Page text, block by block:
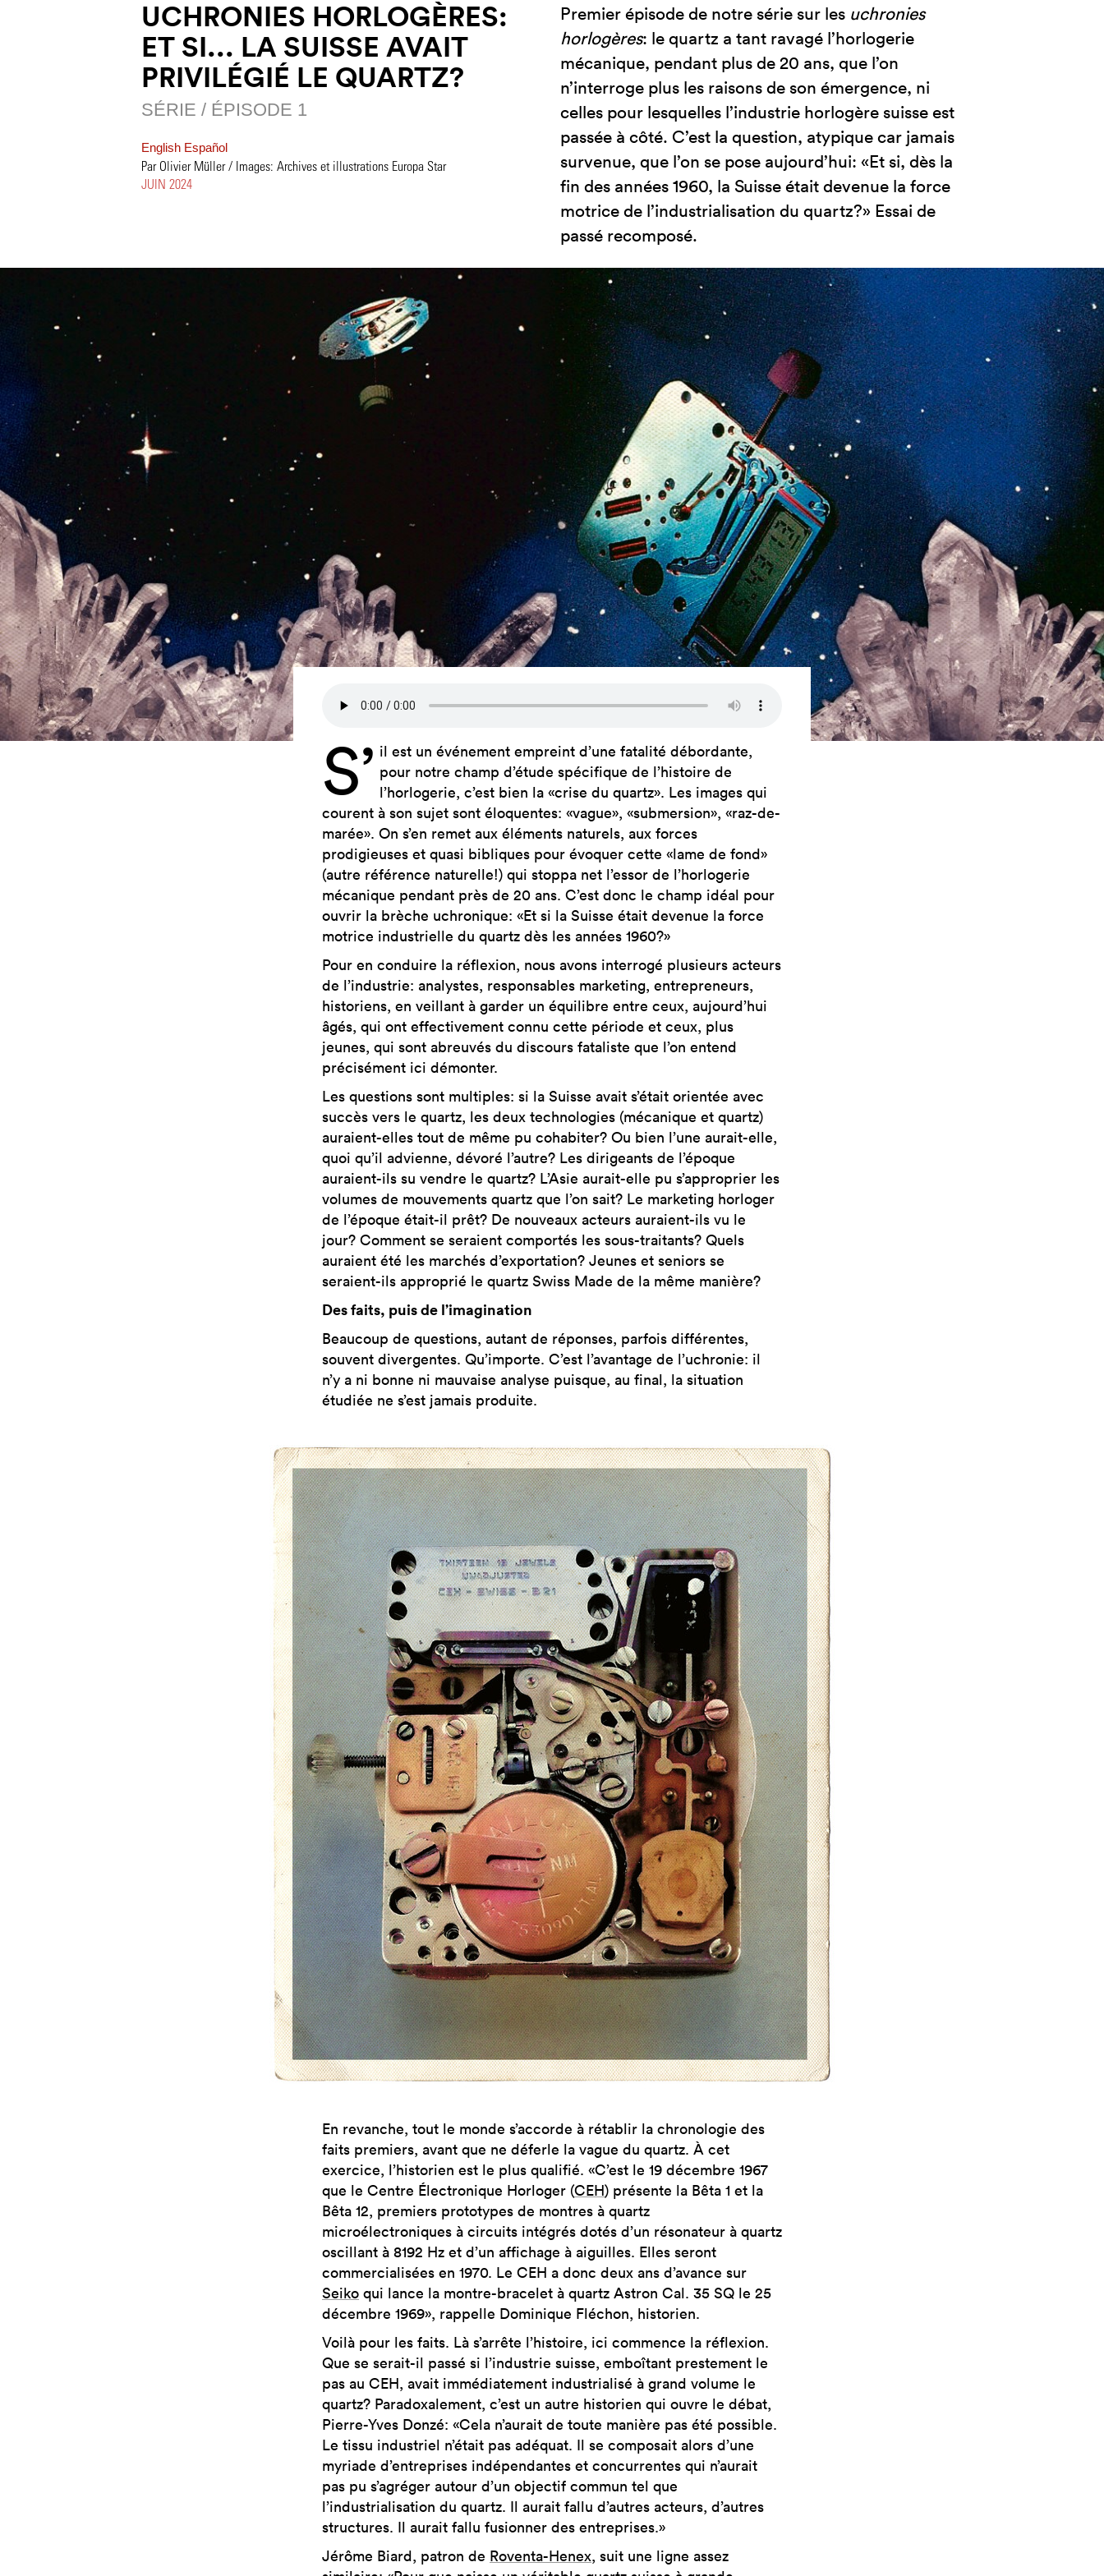
UCHRONIES HORLOGÈRES:
ET SI... LA SUISSE AVAIT
PRIVILÉGIÉ LE QUARTZ?
SÉRIE / ÉPISODE 1
English Español
Par Olivier Müller / Images: Archives et illustrations Europa Star
JUIN 2024
Premier épisode de notre série sur les uchronies
horlogères: le quartz a tant ravagé l’horlogerie
mécanique, pendant plus de 20 ans, que l’on
n’interroge plus les raisons de son émergence, ni
celles pour lesquelles l’industrie horlogère suisse est
passée à côté. C’est la question, atypique car jamais
survenue, que l’on se pose aujourd’hui: «Et si, dès la
fin des années 1960, la Suisse était devenue la force
motrice de l’industrialisation du quartz?» Essai de
passé recomposé.
S’ il est un événement empreint d’une fatalité débordante,
pour notre champ d’étude spécifique de l’histoire de
l’horlogerie, c’est bien la «crise du quartz». Les images qui
courent à son sujet sont éloquentes: «vague», «submersion», «raz-de-
marée». On s’en remet aux éléments naturels, aux forces
prodigieuses et quasi bibliques pour évoquer cette «lame de fond»
(autre référence naturelle!) qui stoppa net l’essor de l’horlogerie
mécanique pendant près de 20 ans. C’est donc le champ idéal pour
ouvrir la brèche uchronique: «Et si la Suisse était devenue la force
motrice industrielle du quartz dès les années 1960?»
Pour en conduire la réflexion, nous avons interrogé plusieurs acteurs
de l’industrie: analystes, responsables marketing, entrepreneurs,
historiens, en veillant à garder un équilibre entre ceux, aujourd’hui
âgés, qui ont effectivement connu cette période et ceux, plus
jeunes, qui sont abreuvés du discours fataliste que l’on entend
précisément ici démonter.
Les questions sont multiples: si la Suisse avait s’était orientée avec
succès vers le quartz, les deux technologies (mécanique et quartz)
auraient-elles tout de même pu cohabiter? Ou bien l’une aurait-elle,
quoi qu’il advienne, dévoré l’autre? Les dirigeants de l’époque
auraient-ils su vendre le quartz? L’Asie aurait-elle pu s’approprier les
volumes de mouvements quartz que l’on sait? Le marketing horloger
de l’époque était-il prêt? De nouveaux acteurs auraient-ils vu le
jour? Comment se seraient comportés les sous-traitants? Quels
auraient été les marchés d’exportation? Jeunes et seniors se
seraient-ils approprié le quartz Swiss Made de la même manière?
Des faits, puis de l’imagination
Beaucoup de questions, autant de réponses, parfois différentes,
souvent divergentes. Qu’importe. C’est l’avantage de l’uchronie: il
n’y a ni bonne ni mauvaise analyse puisque, au final, la situation
étudiée ne s’est jamais produite.
En revanche, tout le monde s’accorde à rétablir la chronologie des
faits premiers, avant que ne déferle la vague du quartz. À cet
exercice, l’historien est le plus qualifié. «C’est le 19 décembre 1967
que le Centre Électronique Horloger (CEH) présente la Bêta 1 et la
Bêta 12, premiers prototypes de montres à quartz
microélectroniques à circuits intégrés dotés d’un résonateur à quartz
oscillant à 8192 Hz et d’un affichage à aiguilles. Elles seront
commercialisées en 1970. Le CEH a donc deux ans d’avance sur
Seiko qui lance la montre-bracelet à quartz Astron Cal. 35 SQ le 25
décembre 1969», rappelle Dominique Fléchon, historien.
Voilà pour les faits. Là s’arrête l’histoire, ici commence la réflexion.
Que se serait-il passé si l’industrie suisse, emboîtant prestement le
pas au CEH, avait immédiatement industrialisé à grand volume le
quartz? Paradoxalement, c’est un autre historien qui ouvre le débat,
Pierre-Yves Donzé: «Cela n’aurait de toute manière pas été possible.
Le tissu industriel n’était pas adéquat. Il se composait alors d’une
myriade d’entreprises indépendantes et concurrentes qui n’aurait
pas pu s’agréger autour d’un objectif commun tel que
l’industrialisation du quartz. Il aurait fallu d’autres acteurs, d’autres
structures. Il aurait fallu fusionner des entreprises.»
Jérôme Biard, patron de Roventa-Henex, suit une ligne assez